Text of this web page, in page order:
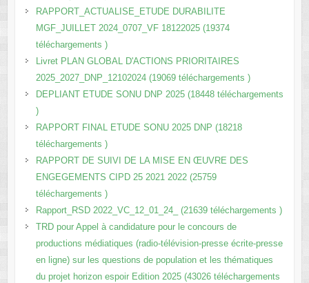
RAPPORT_ACTUALISE_ETUDE DURABILITE
MGF_JUILLET 2024_0707_VF 18122025 (19374
téléchargements )
Livret PLAN GLOBAL D'ACTIONS PRIORITAIRES
2025_2027_DNP_12102024 (19069 téléchargements )
DEPLIANT ETUDE SONU DNP 2025 (18448 téléchargements
)
RAPPORT FINAL ETUDE SONU 2025 DNP (18218
téléchargements )
RAPPORT DE SUIVI DE LA MISE EN ŒUVRE DES
ENGEGEMENTS CIPD 25 2021 2022 (25759
téléchargements )
Rapport_RSD 2022_VC_12_01_24_ (21639 téléchargements )
TRD pour Appel à candidature pour le concours de
productions médiatiques (radio-télévision-presse écrite-presse
en ligne) sur les questions de population et les thématiques
du projet horizon espoir Edition 2025 (43026 téléchargements